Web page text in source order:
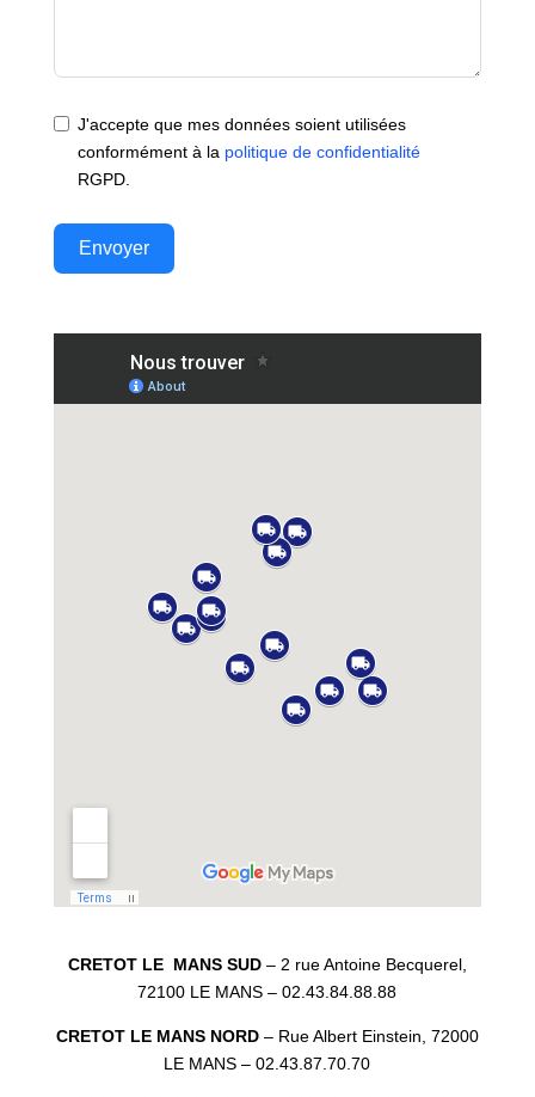
J'accepte que mes données soient utilisées
conformément à la politique de confidentialité
RGPD.
Envoyer
CRETOT LE MANS SUD– 2 rue Antoine Becquerel,
72100 LE MANS – 02.43.84.88.88
CRETOT LE MANS NORD– Rue Albert Einstein, 72000
LE MANS – 02.43.87.70.70